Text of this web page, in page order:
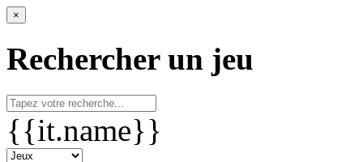
×
Rechercher un jeu
{{it.name}}